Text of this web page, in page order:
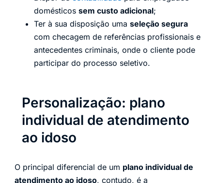
domésticos sem custo adicional;
Ter à sua disposição uma seleção segura
com checagem de referências profissionais e
antecedentes criminais, onde o cliente pode
participar do processo seletivo.
Personalização: plano
individual de atendimento
ao idoso
O principal diferencial de um plano individual de
atendimento ao idoso, contudo, é a